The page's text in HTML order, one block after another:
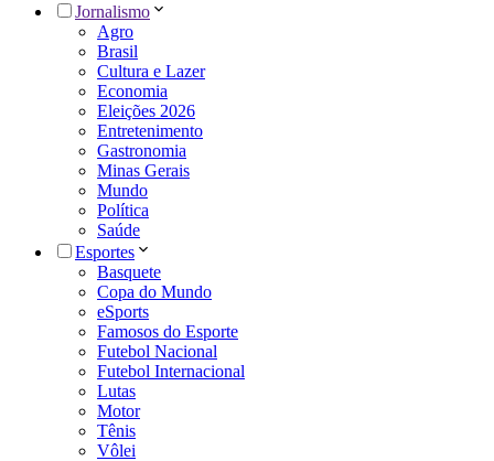
Jornalismo
Agro
Brasil
Cultura e Lazer
Economia
Eleições 2026
Entretenimento
Gastronomia
Minas Gerais
Mundo
Política
Saúde
Esportes
Basquete
Copa do Mundo
eSports
Famosos do Esporte
Futebol Nacional
Futebol Internacional
Lutas
Motor
Tênis
Vôlei